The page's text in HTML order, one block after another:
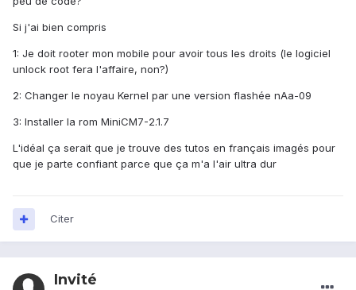
Si j'ai bien compris
1: Je doit rooter mon mobile pour avoir tous les droits (le logiciel
unlock root fera l'affaire, non?)
2: Changer le noyau Kernel par une version flashée nAa-09
3: Installer la rom MiniCM7-2.1.7
L'idéal ça serait que je trouve des tutos en français imagés pour
que je parte confiant parce que ça m'a l'air ultra dur
Citer
Invité